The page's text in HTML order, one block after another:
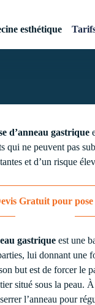
esthétique
d’anneau gastrique
qui ne peuvent pas
et d’un risque
Gratuit pour
gastriqueest une
lui donnant une
but est de forcer le
situé sous la peau.
l’anneau pour